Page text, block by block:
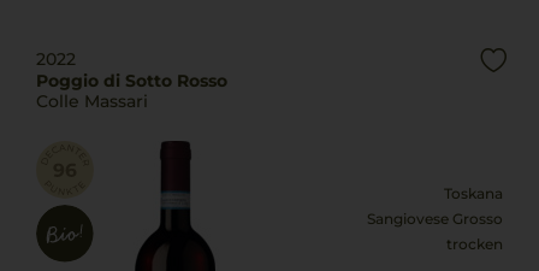
2022
Poggio di Sotto Rosso
Colle Massari
Toskana
Sangiovese Grosso
trocken